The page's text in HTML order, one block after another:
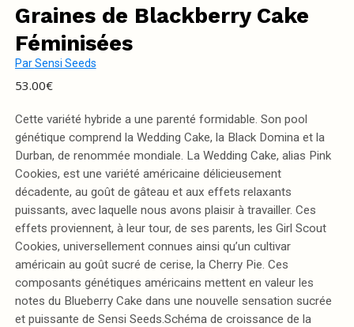
Graines de Blackberry Cake
Féminisées
ParSensi Seeds
53.00€
Cette variété hybride a une parenté formidable. Son pool
génétique comprend la Wedding Cake, la Black Domina et la
Durban, de renommée mondiale. La Wedding Cake, alias Pink
Cookies, est une variété américaine délicieusement
décadente, au goût de gâteau et aux effets relaxants
puissants, avec laquelle nous avons plaisir à travailler. Ces
effets proviennent, à leur tour, de ses parents, les Girl Scout
Cookies, universellement connues ainsi qu’un cultivar
américain au goût sucré de cerise, la Cherry Pie. Ces
composants génétiques américains mettent en valeur les
notes du Blueberry Cake dans une nouvelle sensation sucrée
et puissante de Sensi Seeds.Schéma de croissance de la